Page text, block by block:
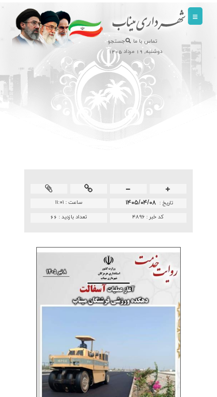
تماس با ما
جستجو
دوشنبه, 19 مرداد 1405
ساعت : ۱۱:۰۱ تاريخ : ۱۴۰۵/۰۴/۰۸
تعداد بازدید : 66 کد خبر : ۴۸۹۶